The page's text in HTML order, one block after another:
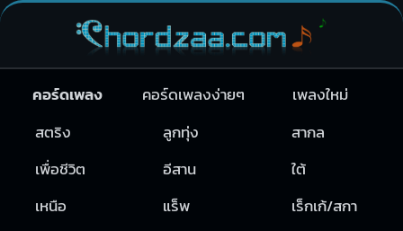
คอร์ดเพลง คอร์ดเพลงง่ายๆ
เพลงใหม่
สตริง
ลูกทุ่ง
สากล
เพื่อชีวิต
อีสาน
ใต้
เหนือ
แร็พ
เร็กเก้/สกา